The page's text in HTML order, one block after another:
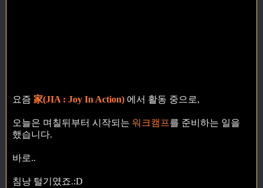
요즘 家(JIA : Joy In Action) 에서 활동 중으로,
오늘은 며칠뒤부터 시작되는 워크캠프를 준비하는 일을
했습니다.
바로..
침낭 털기였죠.:D